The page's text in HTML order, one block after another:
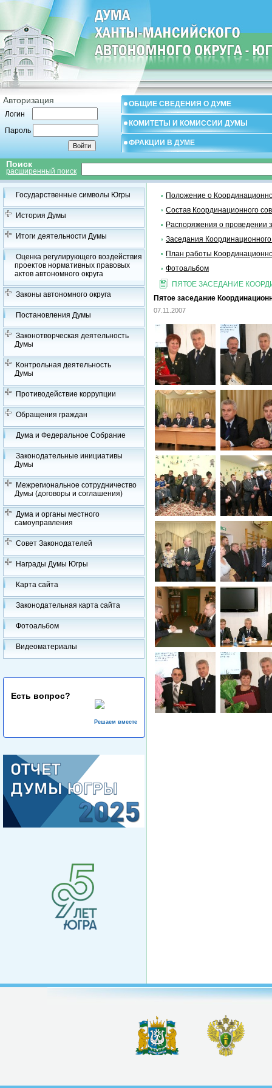
Авторизация
Логин
Пароль
ОБЩИЕ СВЕДЕНИЯ О ДУМЕ
КОМИТЕТЫ И КОМИССИИ ДУМЫ
ФРАКЦИИ В ДУМЕ
Поиск
расширенный поиск
Государственные символы Югры
История Думы
Итоги деятельности Думы
Оценка регулирующего воздействия
проектов нормативных правовых
актов автономного округа
Законы автономного округа
Постановления Думы
Законотворческая деятельность
Думы
Контрольная деятельность
Думы
Противодействие коррупции
Обращения граждан
Дума и Федеральное Собрание
Законодательные инициативы
Думы
Межрегиональное сотрудничество
Думы (договоры и соглашения)
Дума и органы местного
самоуправления
Совет Законодателей
Награды Думы Югры
Карта сайта
Законодательная карта сайта
Фотоальбом
Видеоматериалы
Есть вопрос?
Решаем вместе
Положение о
Состав Координационного
Распоряжения о проведении
Заседания
План работы
Фотоальбом
ПЯТОЕ ЗАСЕДАНИЕ
Пятое заседание
07.11.2007